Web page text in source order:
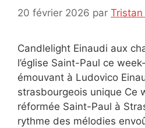
20 février 2026 par Tristan
Candlelight Einaudi aux
l’église Saint-Paul ce
émouvant à Ludovico
strasbourgeois unique Ce
réformée Saint-Paul à
rythme des mélodies